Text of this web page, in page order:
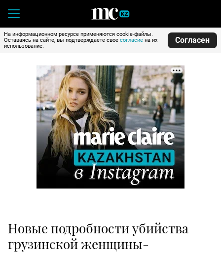
На информационном ресурсе применяются cookie-файлы.
Оставаясь на сайте, вы подтверждаете свое согласие на их
использование.
Согласен
Новые подробности убийства
грузинской женщины-